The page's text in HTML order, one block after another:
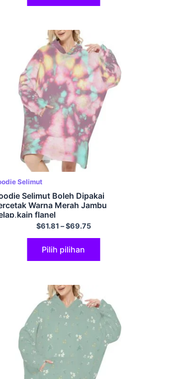
Selimut
Selimut Boleh Dipakai
Warna Merah Jambu
flanel
$61.81 –$69.75
Pilih pilihan